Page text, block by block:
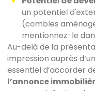
un potentiel
(combles
mentionnez-le
Au-delà de la
impression auprès d’un
essentiel d’accorder
l’annonce